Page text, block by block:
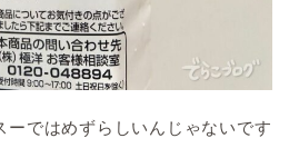
ーではめずらしいんじゃないです